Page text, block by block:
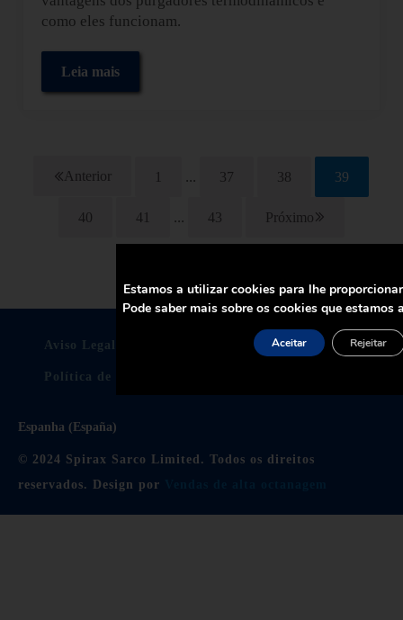
como eles funcionam.
Leia maisVantagens do purgador termodinâmico em
Anterior Página
1 Páginas provisórias omitidas
... Página
37 Página
38 Página
39
Página
40 Página
41 Páginas provisórias omitidas
... Página
43 Próximo
Aviso Legal Política de Privacidade
Política de cookies
Espanha (España)
© 2024 Spirax Sarco Limited. Todos os direitos
reservados. Design por
Estamos a utilizar cookies para lhe
Pode saber mais sobre os cookies que
Aceitar Rejeitar